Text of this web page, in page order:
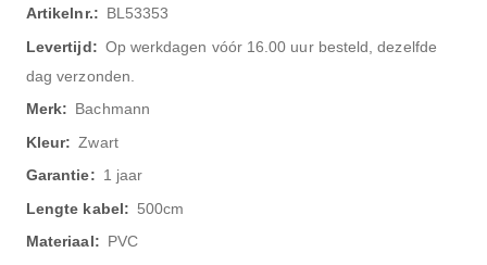
Meer
informatie
BL53353
Op werkdagen vóór 16.00 uur besteld, dezelfde
dag verzonden.
Bachmann
Zwart
1 jaar
500cm
PVC